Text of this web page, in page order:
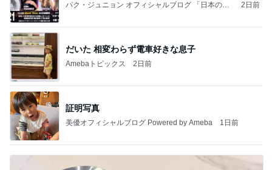
パク・ジュニョン オフィシャルブログ 「日本の
2日前
だいた 相変わらず電車好きな息子
Amebaトピックス 2日前
証明写真
美優オフィシャルブログ Powered by Ameba 1日前